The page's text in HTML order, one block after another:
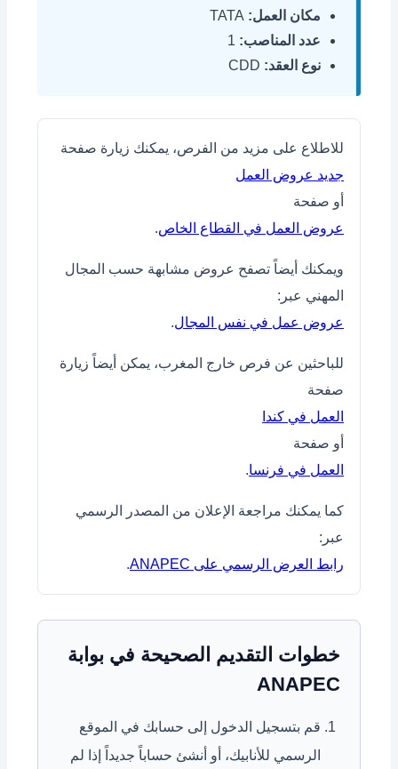
مكان العمل:
عدد المناصب:
نوع العقد:
للاطلاع على مزيد من الفرص، يمكنك زيارة صفحة
جديد عروض العمل
أو صفحة
عروض العمل في القطاع الخاص.
ويمكنك أيضاً تصفح عروض مشابهة حسب المجال
المهني عبر:
عروض عمل في نفس المجال.
للباحثين عن فرص خارج المغرب، يمكن أيضاً زيارة
صفحة
العمل في كندا
أو صفحة
العمل في فرنسا.
كما يمكنك مراجعة الإعلان من المصدر الرسمي
عبر:
رابط العرض الرسمي على ANAPEC
.
خطوات التقديم الصحيحة في بوابة
ANAPEC
قم بتسجيل الدخول إلى حسابك في الموقع
الرسمي للأنابيك، أو أنشئ حساباً جديداً إذا لم